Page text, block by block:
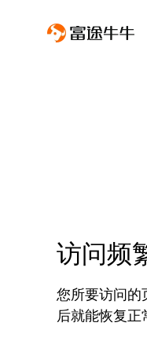
访问频
您所要访问的
后就能恢复正